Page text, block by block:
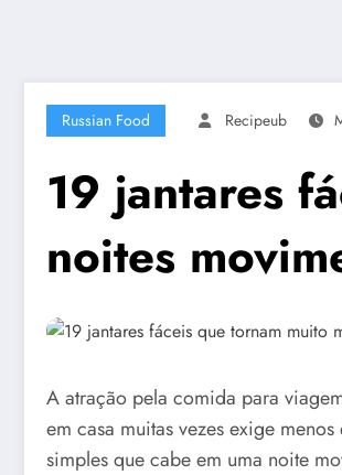
Russian Food Recipeub
19 jantares
noites
A atração pela comida para
em casa muitas vezes exige
simples que cabe em uma noite